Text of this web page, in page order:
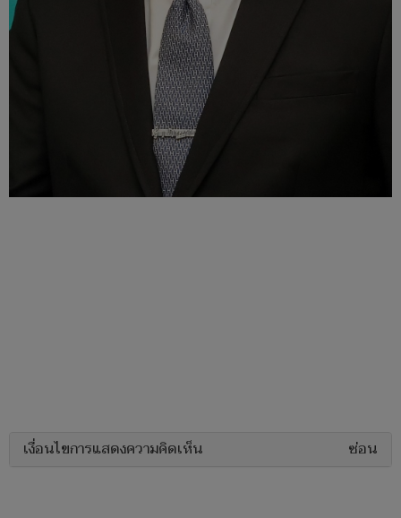
เงื่อนไขการแสดงความคิดเห็น ซ่อน